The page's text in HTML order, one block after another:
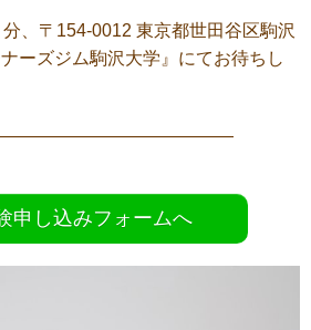
、〒154-0012 東京都世田谷区駒沢
ーズジム駒沢大学』にてお待ちし
申し込みフォームへ